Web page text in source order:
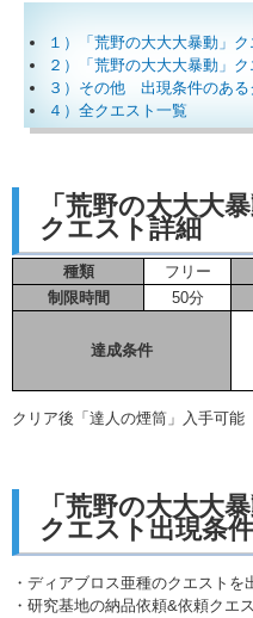
１）「荒野の大大大暴動」
２）「荒野の大大大暴動」
３）その他 出現条件のある
４）全クエスト一覧
「荒野の大大大暴
クエスト詳細
種類 フリー
制限時間
50分
達成条件
クリア後「達人の煙筒」入手可能
「荒野の大大大暴
クエスト出現条件
・ディアブロス亜種のクエストを
・研究基地の納品依頼&依頼クエ